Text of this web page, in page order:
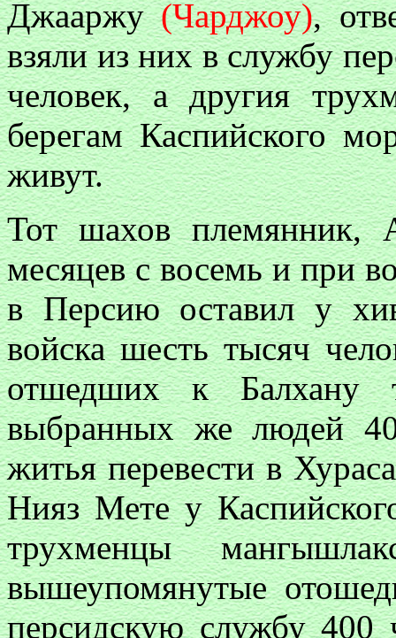
Джааржу(Чарджоу),
взяли из них в службу
человек, а другия
берегам Каспийского
живут.
Тот шахов
месяцев с восемь и при
в Персию оставил у
войска шесть тысяч
отшедших к Балхану
выбранных же людей
житья перевести в
Нияз Мете у
трухменцы
вышеупомянутые
персидскую службу 400